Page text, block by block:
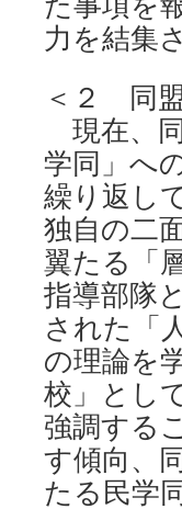
力を結集
＜２ 同
現在、
学同」へ
繰り返し
独自の二
翼たる「
指導部隊
された「
の理論を
校」とし
強調する
す傾向、
たる民学